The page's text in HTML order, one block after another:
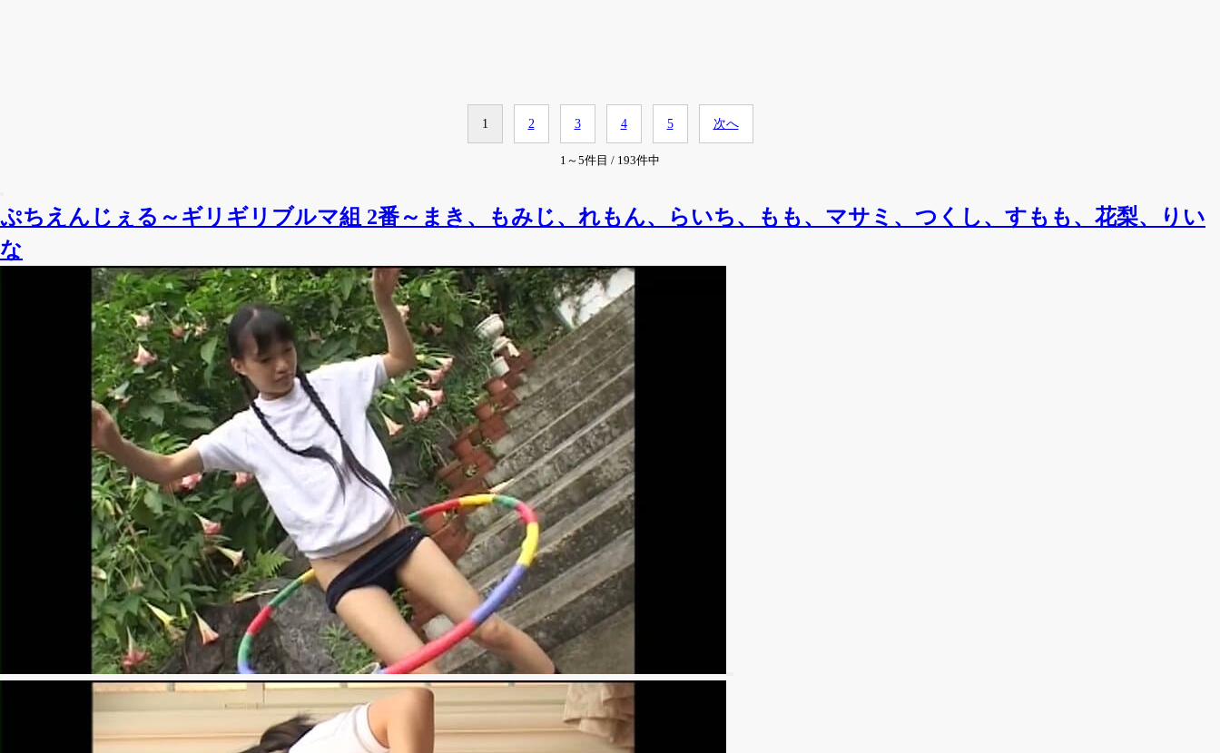
1 2 3 4 5 次へ
1～5件目 / 193件中
ぷちえんじぇる～ギリギリブルマ組 2番～まき、もみじ、れもん、らいち、もも、マサミ、つくし、すもも、花梨、りい
な